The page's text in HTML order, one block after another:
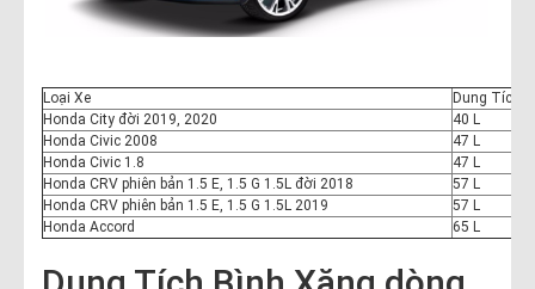
Loại Xe
Dung Tích
Honda City đời 2019, 2020
40 L
Honda Civic 2008
47 L
Honda Civic 1.8
47 L
Honda CRV phiên bản 1.5 E, 1.5 G 1.5L đời 2018
57 L
Honda CRV phiên bản 1.5 E, 1.5 G 1.5L 2019
57 L
Honda Accord
65 L